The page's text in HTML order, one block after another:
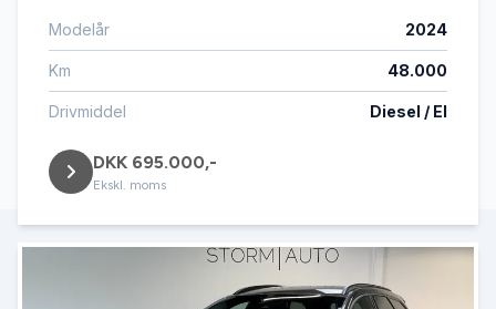
Modelår 2024
Km 48.000
Drivmiddel Diesel / El
DKK 695.000,-
Ekskl. moms